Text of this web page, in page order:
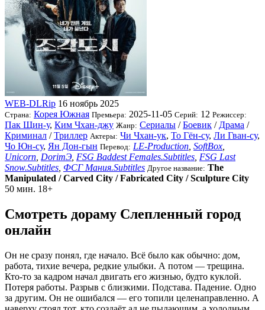
WEB-DLRip 16 ноябрь 2025
Страна: Корея Южная Премьера: 2025-11-05 Серий: 12 Режиссер:
Пак Щин-у, Ким Чхан-джу Жанр: Сериалы /Боевик / Драма /
Криминал /Триллер Актеры: Чи Чхан-ук, То Гён-су, Ли Гван-су,
Чо Юн-су, Ян Дон-гын Перевод: LE-Production SoftBox
Unicorn DorimЭ FSG Baddest Females.Subtitles FSG Last
Snow.Subtitles ФСГ Мания.Subtitles Другое название: The
Manipulated / Carved City / Fabricated City / Sculpture City
50 мин. 18+
Смотреть дораму Слепленный город
онлайн
Он не сразу понял, где начало. Всё было как обычно: дом,
работа, тихие вечера, редкие улыбки. А потом — трещина.
Кто-то за кадром начал двигать его жизнью, будто куклой.
Потеря работы. Разрыв с близкими. Подстава. Падение. Одно
за другим. Он не ошибался — его топили целенаправленно. А